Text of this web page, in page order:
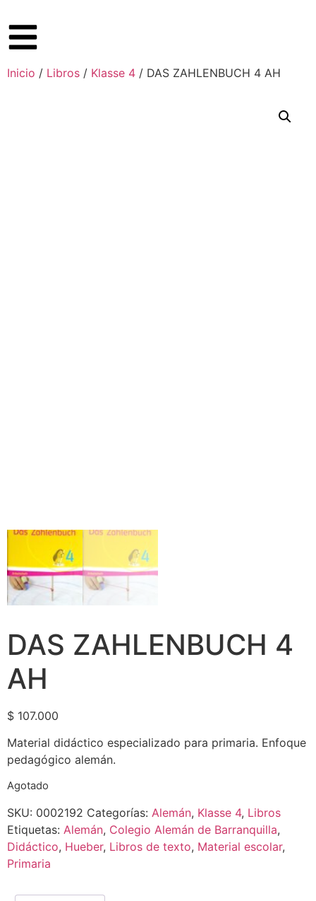
Inicio / Libros / Klasse 4 / DAS ZAHLENBUCH 4 AH
DAS ZAHLENBUCH 4
AH
$ 107.000
Material didáctico especializado para primaria. Enfoque
pedagógico alemán.
Agotado
SKU: 0002192 Categorías: Alemán, Klasse 4, Libros
Etiquetas: Alemán, Colegio Alemán de Barranquilla,
Didáctico, Hueber, Libros de texto, Material escolar,
Primaria